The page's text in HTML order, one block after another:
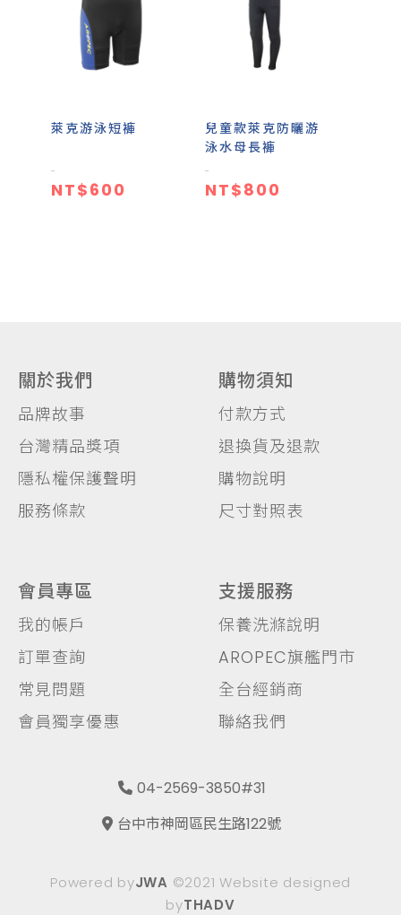
萊克游泳短褲
NT$600
兒童款萊克防曬游
泳水母長褲
NT$800
關於我們
品牌故事
台灣精品獎項
隱私權保護聲明
服務條款
購物須知
付款方式
退換貨及退款
購物說明
尺寸對照表
會員專區
我的帳戶
訂單查詢
常見問題
會員獨享優惠
支援服務
保養洗滌說明
AROPEC旗艦門市
全台經銷商
聯絡我們
04-2569-3850#31
台中市神岡區民生路122號
Powered byJWA ©2021 Website designed
byTHADV